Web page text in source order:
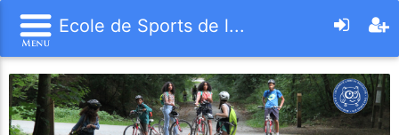
Ecole de Sports de l...